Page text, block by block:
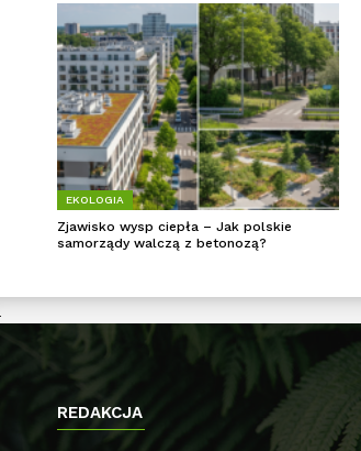
EKOLOGIA
Zjawisko wysp ciepła – Jak polskie
samorządy walczą z betonozą?
REDAKCJA